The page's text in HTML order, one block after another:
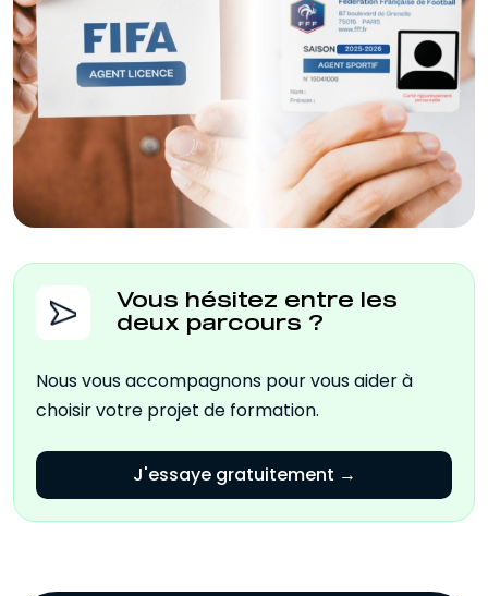
pratiques, des QCM et des examens
blancs pour vous entraîner
efficacement en conditions réelles.
pour gérer les transferts en toute
conformité.
Vous recherchez une formation
professionnalisante et flexible, conçue
pour maximiser vos chances de réussir
l’examen.
Vous hésitez entre les
deux parcours ?
Nous vous accompagnons pour vous aider à
choisir votre projet de formation.
J'essaye gratuitement →